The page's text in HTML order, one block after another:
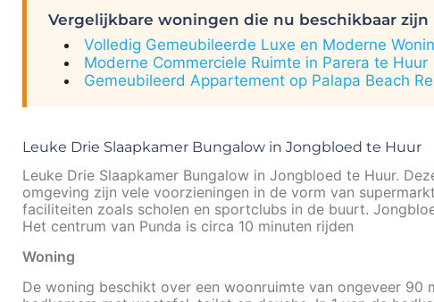
Vergelijkbare woningen die nu beschikbaar zijn
Volledig Gemeubileerde Luxe en Moderne
Moderne Commerciele Ruimte in Parera te Huur
Gemeubileerd Appartement op Palapa Beach
Leuke Drie Slaapkamer Bungalow in Jongbloed te Huur
Leuke Drie Slaapkamer Bungalow in Jongbloed te Huur.
omgeving zijn vele voorzieningen in de vorm van
faciliteiten zoals scholen en sportclubs in de buurt.
Het centrum van Punda is circa 10 minuten rijden
Woning
De woning beschikt over een woonruimte van ongeveer 90